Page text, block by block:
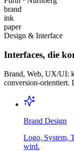
brand
ink
paper
Design & Interface
Interfaces, die
Brand, Web, UX/UI:
conversion-orientiert.
Brand Design
Logo, System,
wird.